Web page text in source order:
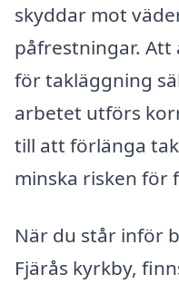
skyddar mot
påfrestningar.
för takläggning
arbetet utförs
till att förlänga
minska risken för
När du står inför
Fjärås kyrkby,